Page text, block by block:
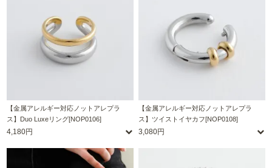
【金属アレルギー対応ノットアレプラ
ス】Duo Luxeリング[NOP0106]
4,180円
【金属アレルギー対応ノットアレプラ
ス】ツイストイヤカフ[NOP0108]
3,080円